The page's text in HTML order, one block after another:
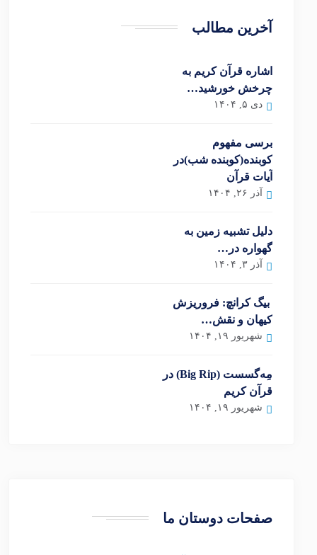
آخرین مطالب
اشاره قرآن کریم به
چرخش خورشید…
دی ۵, ۱۴۰۴
برسی مفهوم
کوبنده(کوبنده شب)در
آیات قرآن
آذر ۲۶, ۱۴۰۴
دلیل تشبیه زمین به
گهواره در…
آذر ۳, ۱۴۰۴
بیگ کرانچ: فروریزش
کیهان و نقش…
شهریور ۱۹, ۱۴۰۴
مِه‌گسست (Big Rip) در
قرآن کریم
شهریور ۱۹, ۱۴۰۴
صفحات دوستان ما